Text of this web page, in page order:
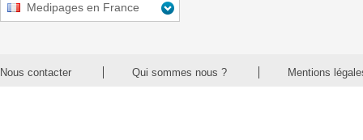
Medipages en France
Nous contacter Qui sommes nous ? Mentions